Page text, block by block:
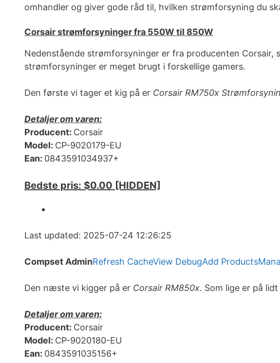
omhandler og giver gode råd til, hvilken strømforsyning du
Corsair strømforsyninger fra 550W til 850W
Nedenstående strømforsyninger er fra producenten Corsair,
strømforsyninger er meget brugt i forskellige gamers.
Den første vi tager et kig på er Corsair RM750x
Detaljer om varen:
Producent: Corsair
Model: CP-9020179-EU
Ean: 0843591034937+
Bedste pris: $0.00 [HIDDEN]
Last updated: 2025-07-24 12:26:25
Compset AdminRefresh CacheView DebugAdd Products
Den næste vi kigger på er Corsair RM850x. Som lige er på
Detaljer om varen:
Producent: Corsair
Model: CP-9020180-EU
Ean: 0843591035156+